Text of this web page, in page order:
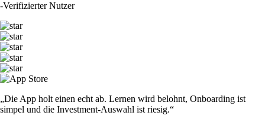
-Verifizierter Nutzer
„Die App holt einen echt ab. Lernen wird belohnt, Onboarding ist
simpel und die Investment-Auswahl ist riesig.“